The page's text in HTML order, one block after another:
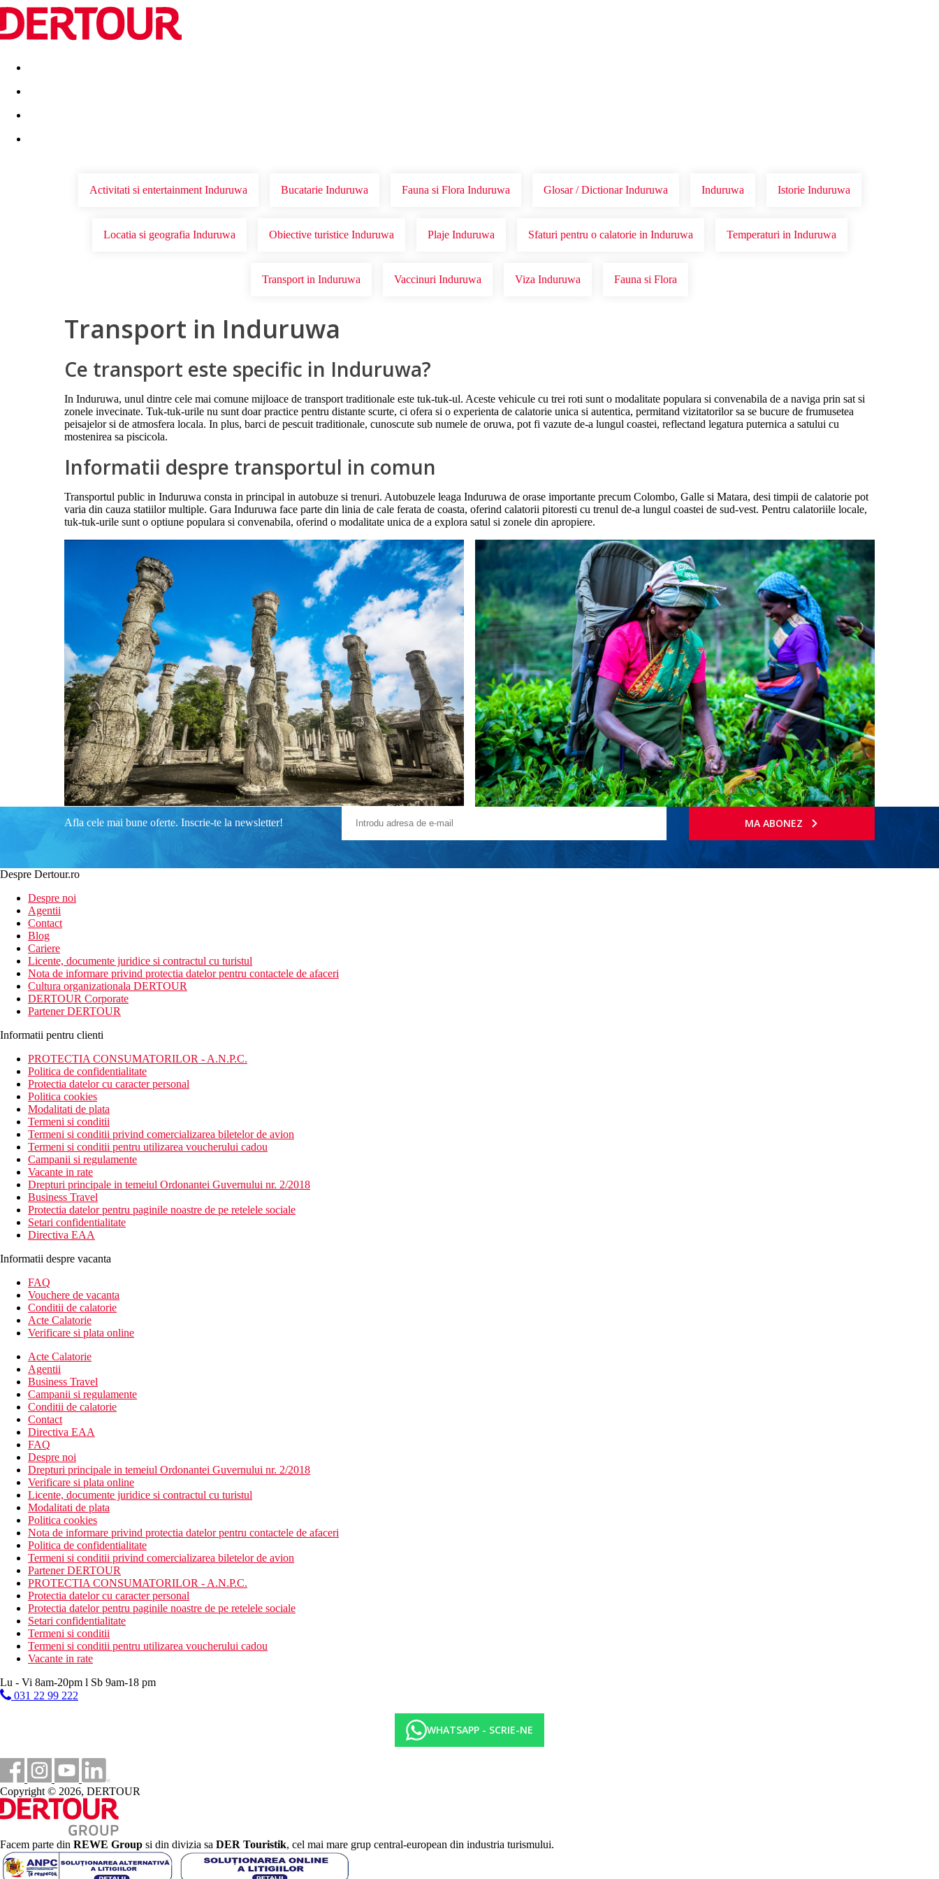
Destinatii Vacanta perfecta OFERTE DE NERATAT
Activitati si entertainment Induruwa Bucatarie Induruwa Fauna si Flora Induruwa Glosar / Dictionar Induruwa Induruwa Istorie Induruwa
Locatia si geografia Induruwa Obiective turistice Induruwa Plaje Induruwa Sfaturi pentru o calatorie in Induruwa Temperaturi in Induruwa
Transport in Induruwa Vaccinuri Induruwa Viza Induruwa Fauna si Flora
Transport in Induruwa
Ce transport este specific in Induruwa?
In Induruwa, unul dintre cele mai comune mijloace de transport traditionale este tuk-tuk-ul. Aceste vehicule cu trei roti sunt o modalitate populara si convenabila de a naviga prin sat si
zonele invecinate. Tuk-tuk-urile nu sunt doar practice pentru distante scurte, ci ofera si o experienta de calatorie unica si autentica, permitand vizitatorilor sa se bucure de frumusetea
peisajelor si de atmosfera locala. In plus, barci de pescuit traditionale, cunoscute sub numele de oruwa, pot fi vazute de-a lungul coastei, reflectand legatura puternica a satului cu
mostenirea sa piscicola.
Informatii despre transportul in comun
Transportul public in Induruwa consta in principal in autobuze si trenuri. Autobuzele leaga Induruwa de orase importante precum Colombo, Galle si Matara, desi timpii de calatorie pot
varia din cauza statiilor multiple. Gara Induruwa face parte din linia de cale ferata de coasta, oferind calatorii pitoresti cu trenul de-a lungul coastei de sud-vest. Pentru calatoriile locale,
tuk-tuk-urile sunt o optiune populara si convenabila, oferind o modalitate unica de a explora satul si zonele din apropiere.
Afla cele mai bune oferte. Inscrie-te la newsletter! MA ABONEZ
Despre Dertour.ro
Despre noi
Agentii
Contact
Blog
Cariere
Licente, documente juridice si contractul cu turistul
Nota de informare privind protectia datelor pentru contactele de afaceri
Cultura organizationala DERTOUR
DERTOUR Corporate
Partener DERTOUR
Informatii pentru clienti
PROTECTIA CONSUMATORILOR - A.N.P.C.
Politica de confidentialitate
Protectia datelor cu caracter personal
Politica cookies
Modalitati de plata
Termeni si conditii
Termeni si conditii privind comercializarea biletelor de avion
Termeni si conditii pentru utilizarea voucherului cadou
Campanii si regulamente
Vacante in rate
Drepturi principale in temeiul Ordonantei Guvernului nr. 2/2018
Business Travel
Protectia datelor pentru paginile noastre de pe retelele sociale
Setari confidentialitate
Directiva EAA
Informatii despre vacanta
FAQ
Vouchere de vacanta
Conditii de calatorie
Acte Calatorie
Verificare si plata online
Acte Calatorie
Agentii
Business Travel
Campanii si regulamente
Conditii de calatorie
Contact
Directiva EAA
FAQ
Despre noi
Drepturi principale in temeiul Ordonantei Guvernului nr. 2/2018
Verificare si plata online
Licente, documente juridice si contractul cu turistul
Modalitati de plata
Politica cookies
Nota de informare privind protectia datelor pentru contactele de afaceri
Politica de confidentialitate
Termeni si conditii privind comercializarea biletelor de avion
Partener DERTOUR
PROTECTIA CONSUMATORILOR - A.N.P.C.
Protectia datelor cu caracter personal
Protectia datelor pentru paginile noastre de pe retelele sociale
Setari confidentialitate
Termeni si conditii
Termeni si conditii pentru utilizarea voucherului cadou
Vacante in rate
Lu - Vi 8am-20pm l Sb 9am-18 pm
031 22 99 222
WHATSAPP - SCRIE-NE
Copyright © 2026, DERTOUR
Facem parte din REWE Group si din divizia sa DER Touristik, cel mai mare grup central-european din industria turismului.